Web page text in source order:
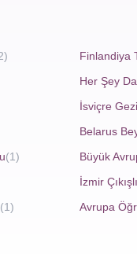
ve özel
Para birimi Sterlin
güzelliklerini
sürecine
bölgeler, farklı
Finlandiya
Her Şey
İsviçre
Belarus
(1) Büyük
İzmir
(1)
Avrupa